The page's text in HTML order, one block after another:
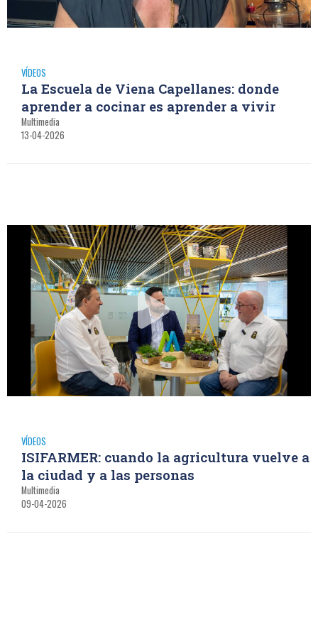
VÍDEOS
La Escuela de Viena Capellanes: donde
aprender a cocinar es aprender a vivir
Multimedia
13-04-2026
VÍDEOS
ISIFARMER: cuando la agricultura vuelve a
la ciudad y a las personas
Multimedia
09-04-2026